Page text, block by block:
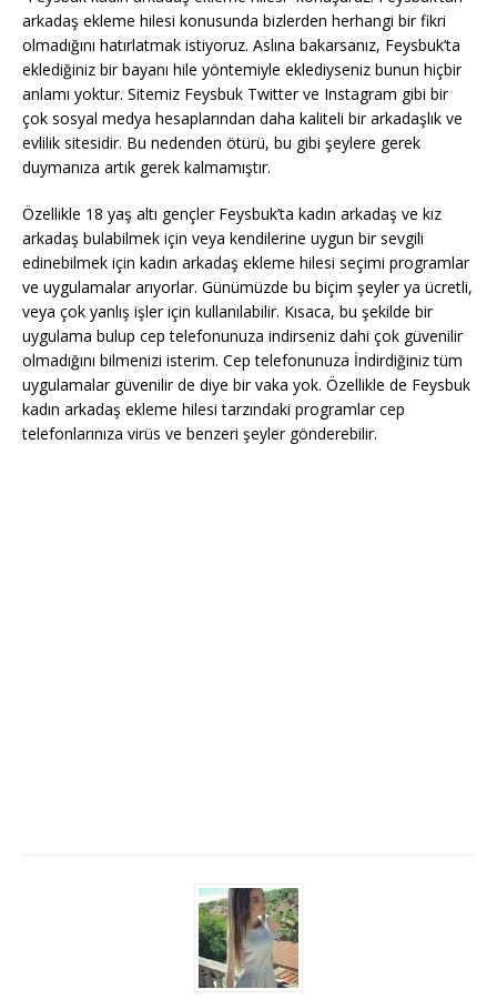
arkadaş ekleme hilesi konusunda bizlerden herhangi bir fikri
olmadığını hatırlatmak istiyoruz. Aslına bakarsanız, Feysbuk’ta
eklediğiniz bir bayanı hile yöntemiyle eklediyseniz bunun hiçbir
anlamı yoktur. Sitemiz Feysbuk Twitter ve Instagram gibi bir
çok sosyal medya hesaplarından daha kaliteli bir arkadaşlık ve
evlilik sitesidir. Bu nedenden ötürü, bu gibi şeylere gerek
duymanıza artık gerek kalmamıştır.
Özellikle 18 yaş altı gençler Feysbuk’ta kadın arkadaş ve kız
arkadaş bulabilmek için veya kendilerine uygun bir sevgili
edinebilmek için kadın arkadaş ekleme hilesi seçimi programlar
ve uygulamalar arıyorlar. Günümüzde bu biçim şeyler ya ücretli,
veya çok yanlış işler için kullanılabilir. Kısaca, bu şekilde bir
uygulama bulup cep telefonunuza indirseniz dahi çok güvenilir
olmadığını bilmenizi isterim. Cep telefonunuza İndirdiğiniz tüm
uygulamalar güvenilir de diye bir vaka yok. Özellikle de Feysbuk
kadın arkadaş ekleme hilesi tarzındaki programlar cep
telefonlarınıza virüs ve benzeri şeyler gönderebilir.